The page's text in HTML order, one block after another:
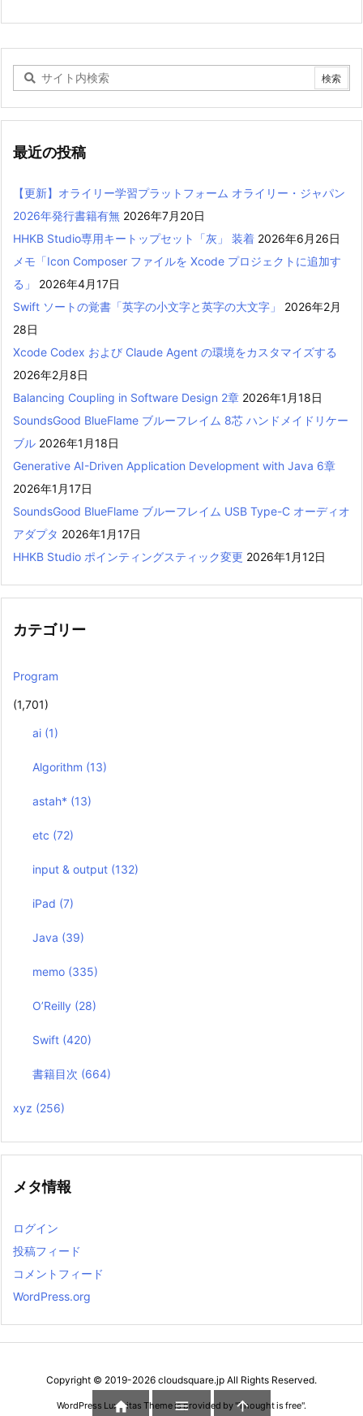
最近の投稿
【更新】オライリー学習プラットフォーム オライリー・ジャパン
2026年発行書籍有無 2026年7月20日
HHKB Studio専用キートップセット「灰」 装着 2026年6月26日
メモ「Icon Composer ファイルを Xcode プロジェクトに追加す
る」
2026年4月17日
Swift ソートの覚書「英字の小文字と英字の大文字」
2026年2月
28日
Xcode Codex および Claude Agent の環境をカスタマイズする
2026年2月8日
Balancing Coupling in Software Design 2章 2026年1月18日
SoundsGood BlueFlame ブルーフレイム 8芯 ハンドメイドリケー
ブル 2026年1月18日
Generative AI-Driven Application Development with Java 6章
2026年1月17日
SoundsGood BlueFlame ブルーフレイム USB Type-C オーディオ
アダプタ 2026年1月17日
HHKB Studio ポインティングスティック変更 2026年1月12日
カテゴリー
Program
(1,701)
ai (1)
Algorithm (13)
astah* (13)
etc (72)
input & output (132)
iPad (7)
Java (39)
memo (335)
O’Reilly (28)
Swift (420)
書籍目次 (664)
xyz (256)
メタ情報
ログイン
投稿フィード
コメントフィード
WordPress.org
Copyright © 2019-2026 cloudsquare.jp All Rights Reserved.
WordPress Luxeritas Theme is provided by "Thought is free".
  